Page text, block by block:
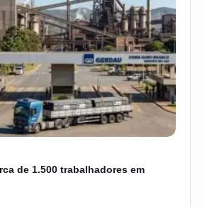
de 1.500 trabalhadores em